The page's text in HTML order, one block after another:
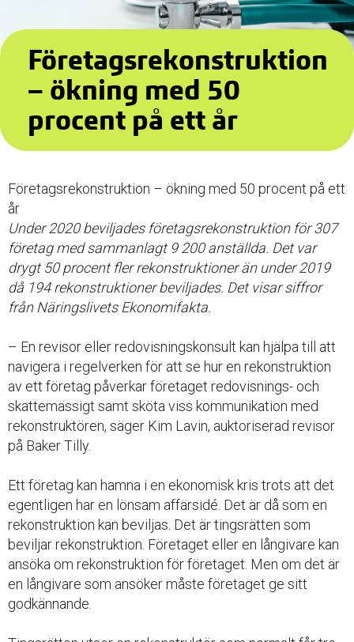
Företagsrekonstruktion
– ökning med 50
procent på ett år
Företagsrekonstruktion – ökning med 50 procent på ett
år
Under 2020 beviljades företagsrekonstruktion för 307
företag med sammanlagt 9 200 anställda. Det var
drygt 50 procent fler rekonstruktioner än under 2019
då 194 rekonstruktioner beviljades. Det visar siffror
från Näringslivets Ekonomifakta.
– En revisor eller redovisningskonsult kan hjälpa till att
navigera i regelverken för att se hur en rekonstruktion
av ett företag påverkar företaget redovisnings- och
skattemässigt samt sköta viss kommunikation med
rekonstruktören, säger Kim Lavin, auktoriserad revisor
på Baker Tilly.
Ett företag kan hamna i en ekonomisk kris trots att det
egentligen har en lönsam affärsidé. Det är då som en
rekonstruktion kan beviljas. Det är tingsrätten som
beviljar rekonstruktion. Företaget eller en långivare kan
ansöka om rekonstruktion för företaget. Men om det är
en långivare som ansöker måste företaget ge sitt
godkännande.